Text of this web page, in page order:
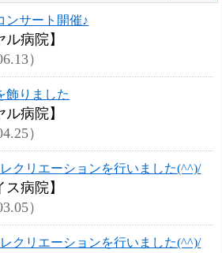
ンサート開催♪
ル病院】
）
飾りました
ル病院】
）
クリエーションを行いました(^^)/
ス病院】
）
クリエーションを行いました(^^)/